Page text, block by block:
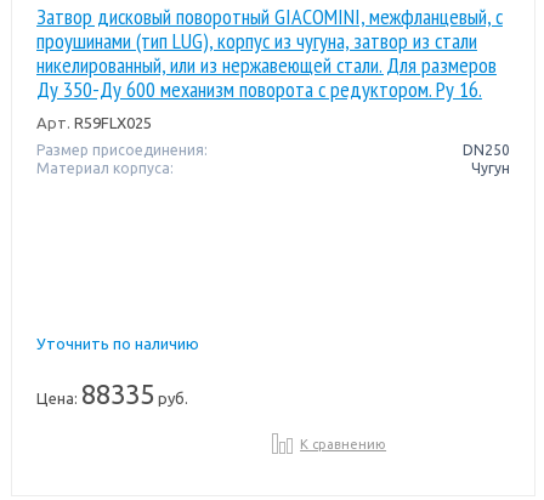
Затвор дисковый поворотный GIACOMINI, межфланцевый, с
проушинами (тип LUG), корпус из чугуна, затвор из стали
никелированный, или из нержавеющей стали. Для размеров
Ду 350-Ду 600 механизм поворота с редуктором. Pу 16.
Арт. R59FLX025
Размер присоединения:
DN250
Материал корпуса:
Чугун
Уточнить по наличию
Цена: 88335 руб.
К сравнению